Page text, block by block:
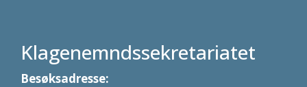
Klagenemndssekretariatet
Besøksadresse: